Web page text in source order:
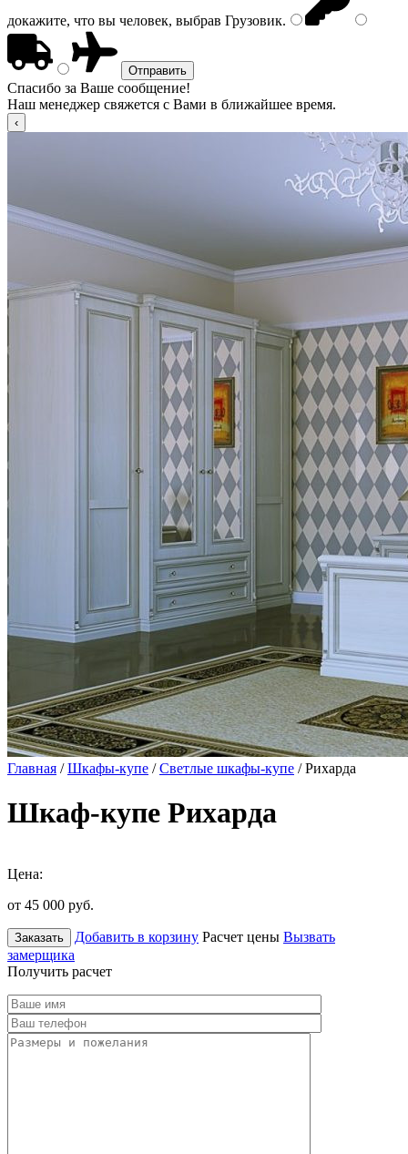
докажите, что вы человек, выбрав Грузовик.
Спасибо за Ваше сообщение!
Наш менеджер свяжется с Вами в ближайшее время.
Главная /Шкафы-купе /Светлые шкафы-купе / Рихарда
Шкаф-купе Рихарда
Цена:
от 45 000 руб.
Заказать Добавить в корзину Расчет цены Вызвать
замерщика
Получить расчет